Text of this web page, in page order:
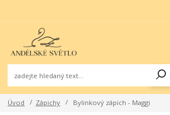
Úvod Zápichy Bylinkový zápich - Maggi